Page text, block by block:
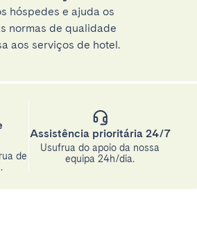
hóspedes e ajuda os
normas de qualidade
aos serviços de hotel.
de
Assistência prioritária 24/7
Usufrua do apoio da nossa
equipa 24h/dia.